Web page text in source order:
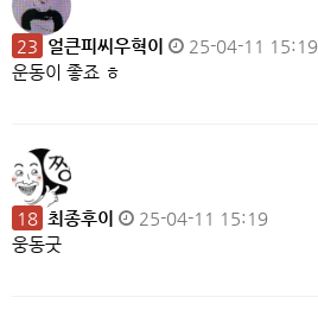
23 얼큰피씨우혁이
25-04-11 15:19
운동이 좋죠 ㅎ
18 최종후이
25-04-11 15:19
웅동굿